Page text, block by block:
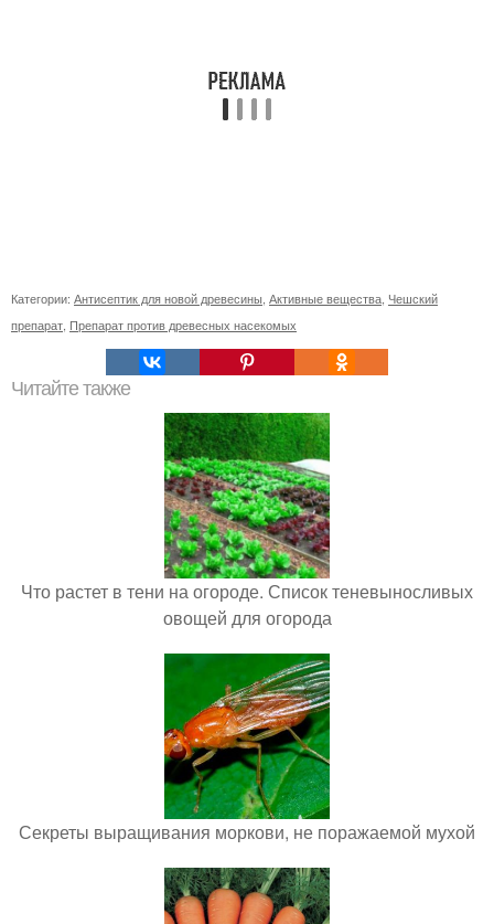
Категории: Антисептик для новой древесины Активные вещества Чешский
препарат Препарат против древесных насекомых
Читайте также
Что растет в тени на огороде. Список теневыносливых
овощей для огорода
Секреты выращивания моркови, не поражаемой мухой